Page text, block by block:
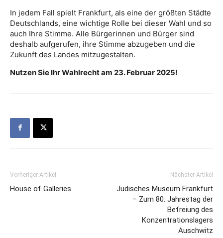
In jedem Fall spielt Frankfurt, als eine der größten Städte
Deutschlands, eine wichtige Rolle bei dieser Wahl und so
auch Ihre Stimme. Alle Bürgerinnen und Bürger sind
deshalb aufgerufen, ihre Stimme abzugeben und die
Zukunft des Landes mitzugestalten.
Nutzen Sie Ihr Wahlrecht am 23. Februar 2025!
Vorheriger Artikel
House of Galleries
Nächster Artikel
Jüdisches Museum Frankfurt
– Zum 80. Jahrestag der
Befreiung des
Konzentrationslagers
Auschwitz